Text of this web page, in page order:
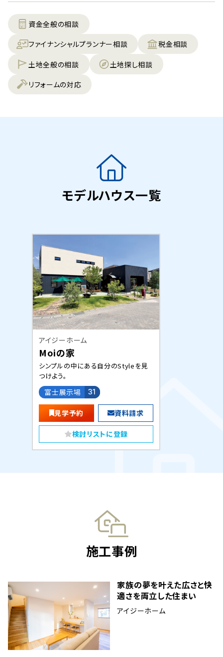
資金全般の相談
ファイナンシャルプランナー相談 税金相談
土地全般の相談 土地探し相談
リフォームの対応
モデルハウス一覧
アイジーホーム
Moiの家
シンプルの中にある自分のStyleを見
つけよう。
富士展示場 31
見学予約 資料請求
検討リストに登録
施工事例
家族の夢を叶えた広さと快
適さを両立した住まい
アイジーホーム